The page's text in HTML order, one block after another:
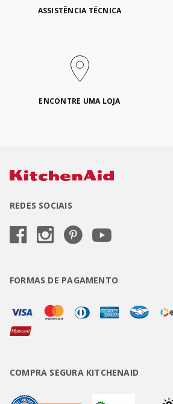
ASSISTÊNCIA TÉCNICA
ENCONTRE UMA LOJA
REDES SOCIAIS
FORMAS DE PAGAMENTO
COMPRA SEGURA KITCHENAID